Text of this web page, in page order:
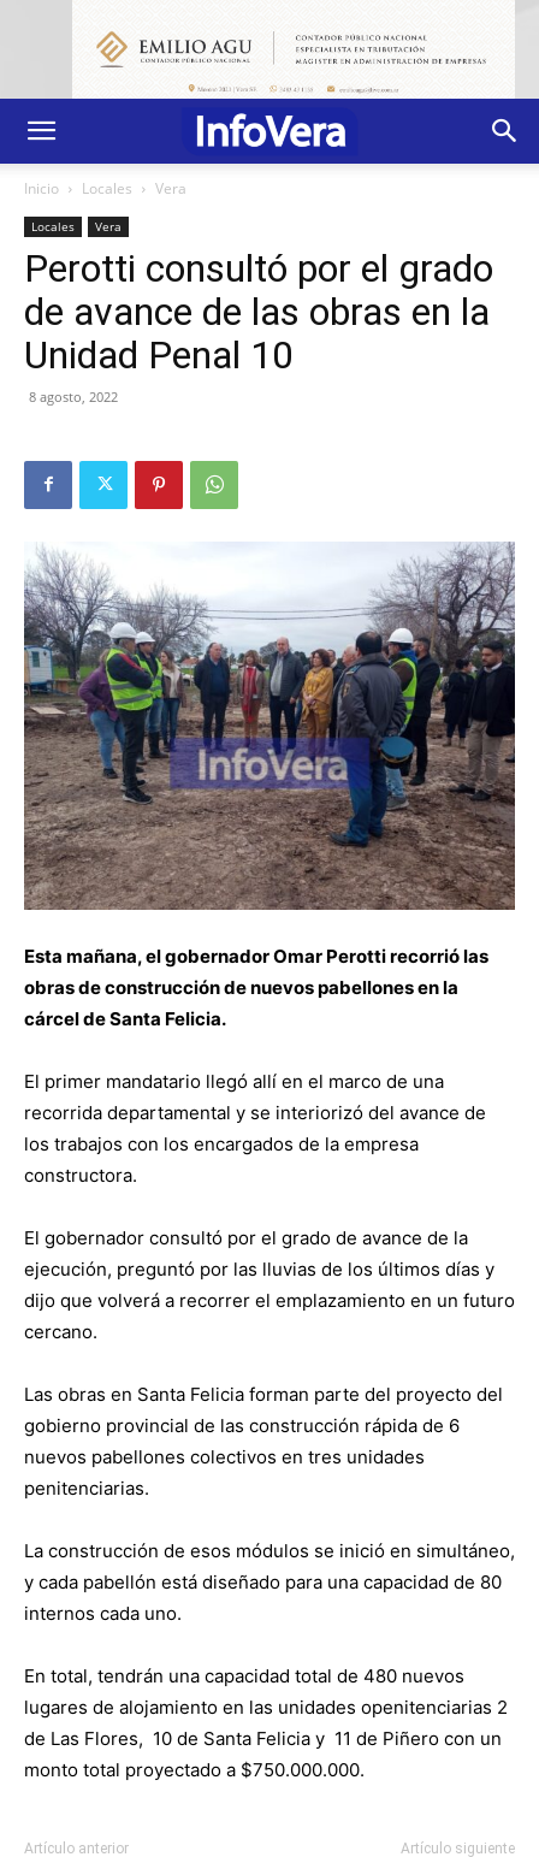
Inicio Locales Vera
Locales Vera
Perotti consultó por el grado
de avance de las obras en la
Unidad Penal 10
8 agosto, 2022
Esta mañana, el gobernador Omar Perotti recorrió las
obras de construcción de nuevos pabellones en la
cárcel de Santa Felicia.
El primer mandatario llegó allí en el marco de una
recorrida departamental y se interiorizó del avance de
los trabajos con los encargados de la empresa
constructora.
El gobernador consultó por el grado de avance de la
ejecución, preguntó por las lluvias de los últimos días y
dijo que volverá a recorrer el emplazamiento en un futuro
cercano.
Las obras en Santa Felicia forman parte del proyecto del
gobierno provincial de las construcción rápida de 6
nuevos pabellones colectivos en tres unidades
penitenciarias.
La construcción de esos módulos se inició en simultáneo,
y cada pabellón está diseñado para una capacidad de 80
internos cada uno.
En total, tendrán una capacidad total de 480 nuevos
lugares de alojamiento en las unidades openitenciarias 2
de Las Flores, 10 de Santa Felicia y 11 de Piñero con un
monto total proyectado a $750.000.000.
Artículo anterior Artículo siguiente